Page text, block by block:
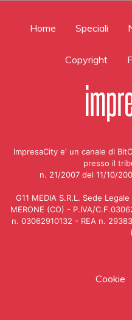
Home Speciali
Copyright
ImpresaCity e' un canale di
presso il
n. 21/2007 del 11/10/
G11 MEDIA S.R.L. Sede
MERONE (CO) - P.IVA/
n. 03062910132 - REA n.
Cookie